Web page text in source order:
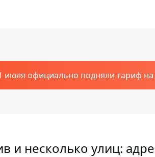
июля официально подняли тариф на
и несколько улиц: